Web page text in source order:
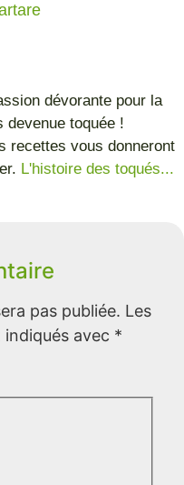
dévorante pour la
devenue toquée !
recettes vous donneront
L'histoire des toqués...
pas publiée. Les
avec *